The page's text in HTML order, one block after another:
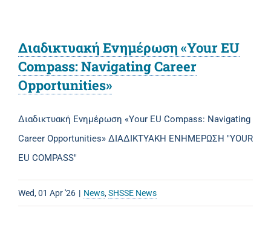
Διαδικτυακή Ενημέρωση «Your EU
Compass: Navigating Career
Opportunities»
Διαδικτυακή Ενημέρωση «Your EU Compass: Navigating
Career Opportunities» ΔΙΑΔΙΚΤΥΑΚΗ ΕΝΗΜΕΡΩΣΗ "YOUR
EU COMPASS"
Wed, 01 Apr '26 | News,SHSSE News